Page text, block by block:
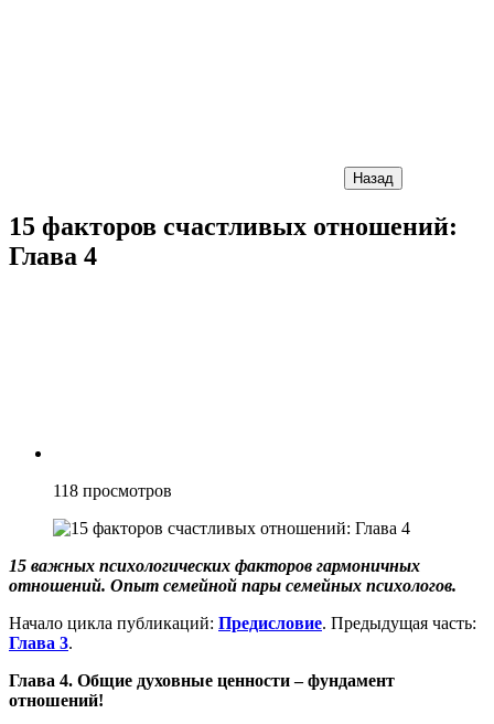
Назад
15 факторов счастливых отношений:
Глава 4
118 просмотров
15 важных психологических факторов гармоничных
отношений. Опыт семейной пары семейных психологов.
Начало цикла публикаций: Предисловие. Предыдущая часть:
Глава 3.
Глава 4. Общие духовные ценности – фундамент
отношений!